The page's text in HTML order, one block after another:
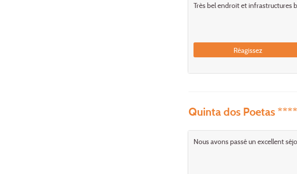
Très bel endroit et infrastructures
Réagissez
Quinta dos Poetas ****
Nous avons passé un excellent